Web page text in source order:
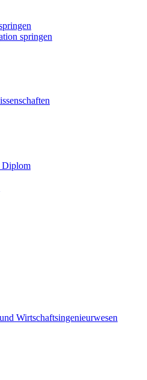
springen
Diplom
Wirtschaftsingenieurwesen